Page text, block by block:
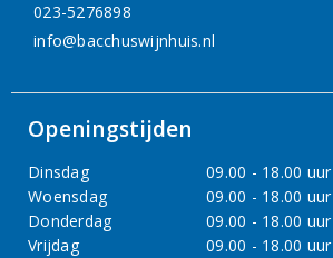
023-5276898
info@bacchuswijnhuis.nl
Openingstijden
Dinsdag
09.00 - 18.00 uur
Woensdag
09.00 - 18.00 uur
Donderdag
09.00 - 18.00 uur
Vrijdag
09.00 - 18.00 uur